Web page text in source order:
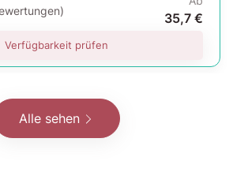
35,7 €
Verfügbarkeit prüfen
Alle sehen